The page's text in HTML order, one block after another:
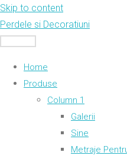
Skip to content
Perdele si Decoratiuni
Home
Produse
Column 1
Galerii
Sine
Metraje